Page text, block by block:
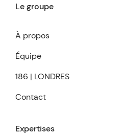
Le groupe
À propos
Équipe
186 | LONDRES
Contact
Expertises